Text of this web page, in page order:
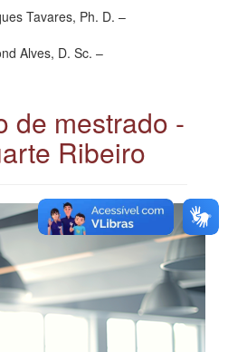
Tavares, Ph. D. –
Alves, D. Sc. –
de mestrado -
Ribeiro